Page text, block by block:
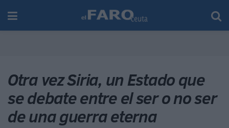
Otra vez Siria, un Estado que
se debate entre el ser o no ser
de una guerra eterna